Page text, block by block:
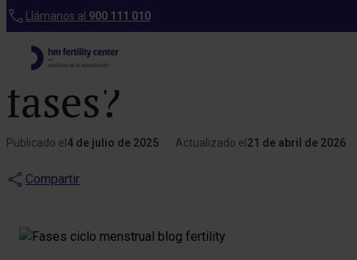
Llámanos al 900 111 010
Blog
Ciclo
fases?
Publicado el 4 de julio de 2025 Actualizado el 21 de abril de 2026
Compartir